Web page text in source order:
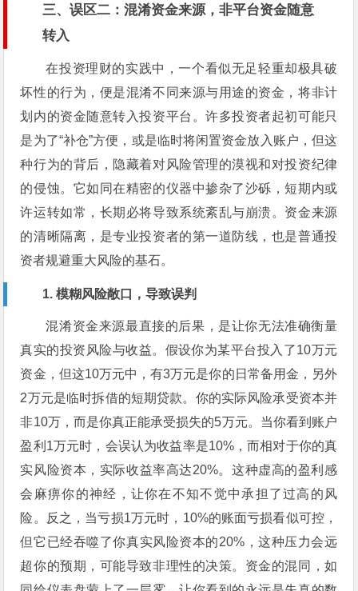
三、误区二：混淆资金来源，非平台资金随意
转入
在投资理财的实践中，一个看似无足轻重却极具破
坏性的行为，便是混淆不同来源与用途的资金，将非计
划内的资金随意转入投资平台。许多投资者起初可能只
是为了“补仓”方便，或是临时将闲置资金放入账户，但这
种行为的背后，隐藏着对风险管理的漠视和对投资纪律
的侵蚀。它如同在精密的仪器中掺杂了沙砾，短期内或
许运转如常，长期必将导致系统紊乱与崩溃。资金来源
的清晰隔离，是专业投资者的第一道防线，也是普通投
资者规避重大风险的基石。
1. 模糊风险敞口，导致误判
混淆资金来源最直接的后果，是让你无法准确衡量
真实的投资风险与收益。假设你为某平台投入了10万元
资金，但这10万元中，有3万元是你的日常备用金，另外
2万元是临时拆借的短期贷款。你的实际风险承受资本并
非10万，而是你真正能承受损失的5万元。当你看到账户
盈利1万元时，会误认为收益率是10%，而相对于你的真
实风险资本，实际收益率高达20%。这种虚高的盈利感
会麻痹你的神经，让你在不知不觉中承担了过高的风
险。反之，当亏损1万元时，10%的账面亏损看似可控，
但它已经吞噬了你真实风险资本的20%，这种压力会远
超你的预期，可能导致非理性的决策。资金的混同，如